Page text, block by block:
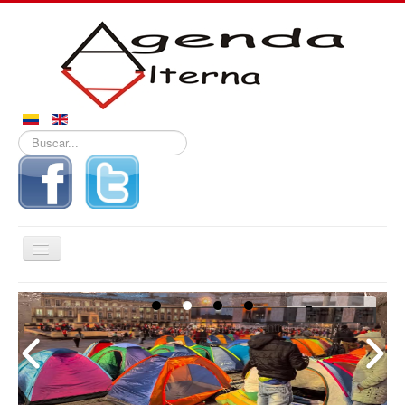
Buscar...
Alternar
navegación
Inicio
Noticias
Derechos
Reportajes
Encuentran
cuerpos de
personadas
desaparecid
as en Neiva
En el Cementerio Central de Neiva, la
Unidad de búsqueda de Personas
Desaparecidas recuperó 12 cuerpos de
personas desaparecidas en el marco del
conflicto armado